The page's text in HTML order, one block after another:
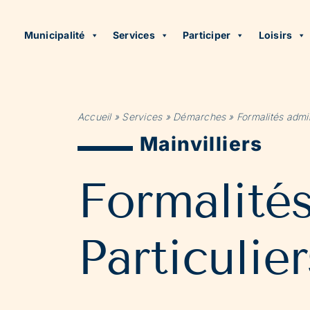
Municipalité Services Participer Loisirs
Accueil» Services» Démarches» Formalités
Mainvilliers